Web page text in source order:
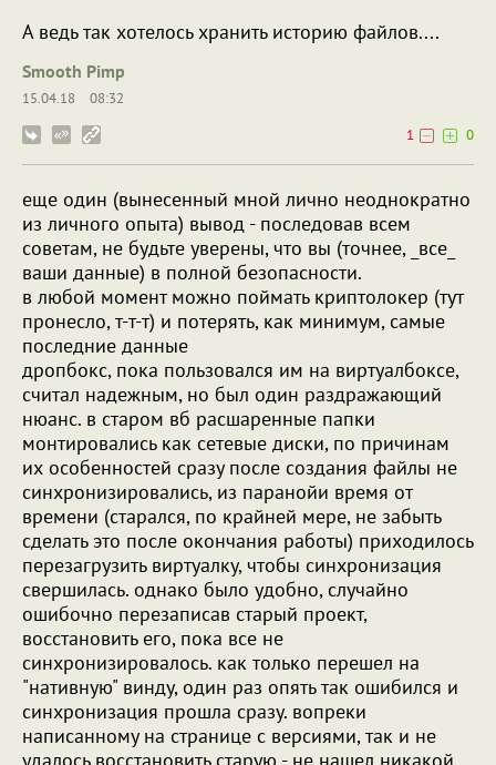
А ведь так хотелось хранить историю файлов....
Smooth Pimp
15.04.18
08:32
1
0
еще один (вынесенный мной лично неоднократно
из личного опыта) вывод - последовав всем
советам, не будьте уверены, что вы (точнее, _все_
ваши данные) в полной безопасности.
в любой момент можно поймать криптолокер (тут
пронесло, т-т-т) и потерять, как минимум, самые
последние данные
дропбокс, пока пользовался им на виртуалбоксе,
считал надежным, но был один раздражающий
нюанс. в старом вб расшаренные папки
монтировались как сетевые диски, по причинам
их особенностей сразу после создания файлы не
синхронизировались, из паранойи время от
времени (старался, по крайней мере, не забыть
сделать это после окончания работы) приходилось
перезагрузить виртуалку, чтобы синхронизация
свершилась. однако было удобно, случайно
ошибочно перезаписав старый проект,
восстановить его, пока все не
синхронизировалось. как только перешел на
"нативную" винду, один раз опять так ошибился и
синхронизация прошла сразу. вопреки
написанному на странице с версиями, так и не
удалось восстановить старую - не нашел никакой